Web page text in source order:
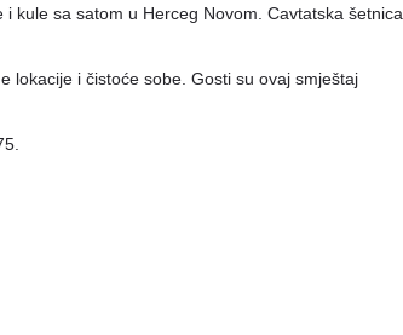
kule sa satom u Herceg Novom. Cavtatska šetnica
lokacije i čistoće sobe. Gosti su ovaj smještaj